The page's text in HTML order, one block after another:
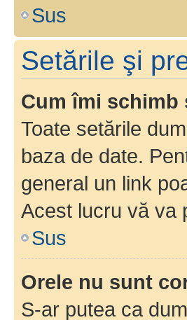
Sus
Setările şi
Cum îmi schimb
Toate setările
baza de date.
general un link
Acest lucru vă va
Sus
Orele nu sunt
S-ar putea ca